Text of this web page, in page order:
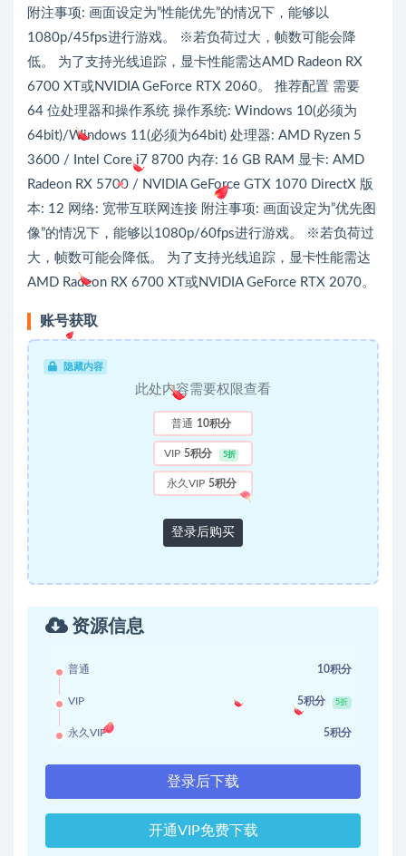
附注事项: 画面设定为”性能优先”的情况下，能够以
1080p/45fps进行游戏。 ※若负荷过大，帧数可能会降
低。 为了支持光线追踪，显卡性能需达AMD Radeon RX
6700 XT或NVIDIA GeForce RTX 2060。 推荐配置 需要
64 位处理器和操作系统 操作系统: Windows 10(必须为
64bit)/Windows 11(必须为64bit) 处理器: AMD Ryzen 5
3600 / Intel Core i7 8700 内存: 16 GB RAM 显卡: AMD
Radeon RX 5700 / NVIDIA GeForce GTX 1070 DirectX 版
本: 12 网络: 宽带互联网连接 附注事项: 画面设定为”优先图
像”的情况下，能够以1080p/60fps进行游戏。 ※若负荷过
大，帧数可能会降低。 为了支持光线追踪，显卡性能需达
AMD Radeon RX 6700 XT或NVIDIA GeForce RTX 2070。
账号获取
隐藏内容
此处内容需要权限查看
普通 10积分
VIP 5积分 5折
永久VIP 5积分
登录后购买
资源信息
普通 10积分
VIP 5积分 5折
永久VIP 5积分
登录后下载
开通VIP免费下载